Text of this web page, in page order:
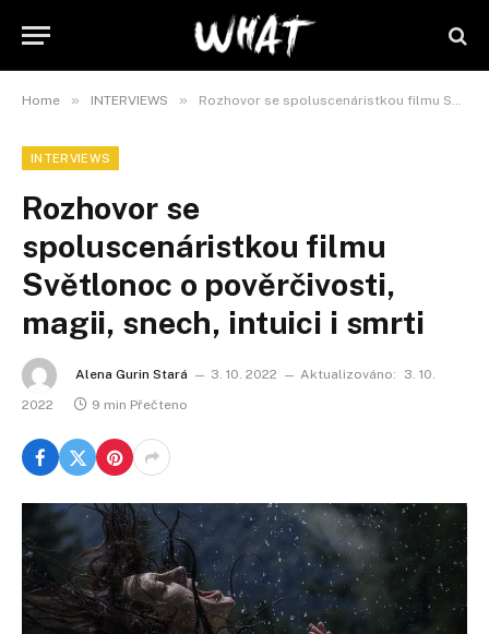
Home » INTERVIEWS » Rozhovor se spoluscenáristkou filmu Světlonoc o pověrčivosti, magii, snech, intuici i smrti
INTERVIEWS
Rozhovor se
spoluscenáristkou filmu
Světlonoc o pověrčivosti,
magii, snech, intuici i smrti
Alena Gurin Stará 3. 10. 2022 Aktualizováno:
3. 10.
2022
9 min Přečteno